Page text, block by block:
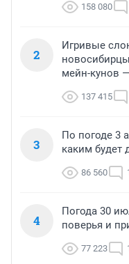
158 080
2
Игривые
мейн-кунов
137 415
3
По погоде 3
каким будет
86 560
4
Погода 30
поверья и
77 223